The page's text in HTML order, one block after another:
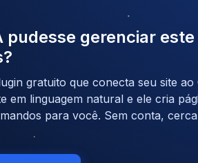
pudesse gerenciar
gratuito que conecta seu site ao
em linguagem natural e ele cria
para você. Sem conta,